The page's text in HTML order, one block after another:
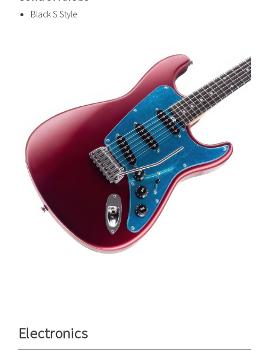
Black S Style
Electronics